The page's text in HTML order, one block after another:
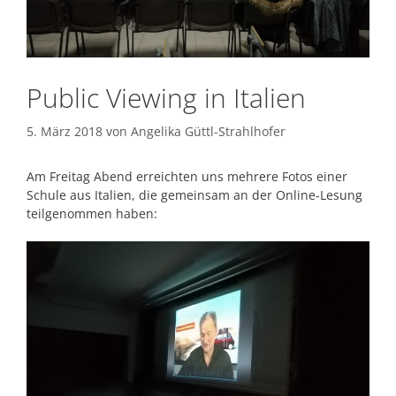
Public Viewing in Italien
5. März 2018 von Angelika Güttl-Strahlhofer
Am Freitag Abend erreichten uns mehrere Fotos einer
Schule aus Italien, die gemeinsam an der Online-Lesung
teilgenommen haben: